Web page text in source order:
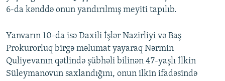
6-da kənddə onun yandırılmış meyiti tapılıb.
Yanvarın 10-da isə Daxili İşlər Nazirliyi və Baş
Prokurorluq birgə məlumat yayaraq Nərmin
Quliyevanın qətlində şübhəli bilinən 47-yaşlı İlkin
Süleymanovun saxlandığını, onun ilkin ifadəsində